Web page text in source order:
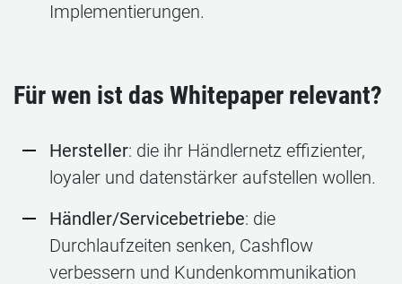
Implementierungen.
Für wen ist das Whitepaper relevant?
Hersteller: die ihr Händlernetz effizienter,
loyaler und datenstärker aufstellen wollen.
Händler/Servicebetriebe: die
Durchlaufzeiten senken, Cashflow
verbessern und Kundenkommunikation